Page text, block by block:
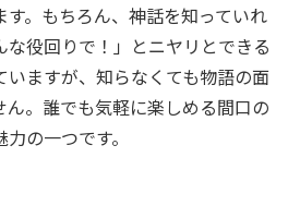
。もちろん、神話を知っていれ
役回りで！」とニヤリとできる
ますが、知らなくても物語の面
ん。誰でも気軽に楽しめる間口の
の一つです。